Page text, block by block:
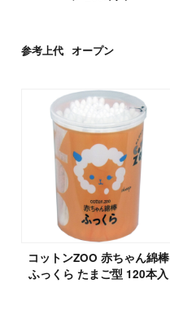
参考上代 オープン
コットンZOO 赤ちゃん綿棒
ふっくら たまご型 120本入